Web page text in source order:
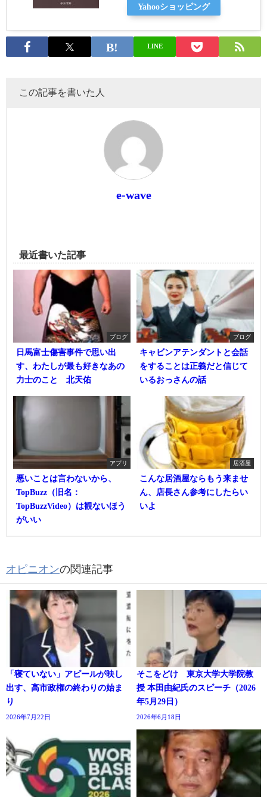
Yahooショッピング
LINE
この記事を書いた人
e-wave
最近書いた記事
ブログ
日馬富士傷害事件で思い出
す、わたしが最も好きなあの
力士のこと 北天佑
ブログ
キャビンアテンダントと会話
をすることは正義だと信じて
いるおっさんの話
アプリ
悪いことは言わないから、
TopBuzz（旧名：
TopBuzzVideo）は観ないほう
がいい
居酒屋
こんな居酒屋ならもう来ませ
ん、店長さん参考にしたらい
いよ
オピニオンの関連記事
「寝ていない」アピールが映し
出す、高市政権の終わりの始ま
り
2026年7月22日
そこをどけ 東京大学大学院教
授 本田由紀氏のスピーチ（2026
年5月29日）
2026年6月18日